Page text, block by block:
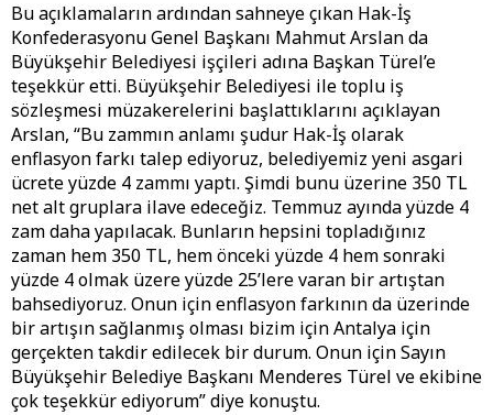
Bu açıklamaların ardından sahneye çıkan Hak-İş
Konfederasyonu Genel Başkanı Mahmut Arslan da
Büyükşehir Belediyesi işçileri adına Başkan Türel’e
teşekkür etti. Büyükşehir Belediyesi ile toplu iş
sözleşmesi müzakerelerini başlattıklarını açıklayan
Arslan, “Bu zammın anlamı şudur Hak-İş olarak
enflasyon farkı talep ediyoruz, belediyemiz yeni asgari
ücrete yüzde 4 zammı yaptı. Şimdi bunu üzerine 350 TL
net alt gruplara ilave edeceğiz. Temmuz ayında yüzde 4
zam daha yapılacak. Bunların hepsini topladığınız
zaman hem 350 TL, hem önceki yüzde 4 hem sonraki
yüzde 4 olmak üzere yüzde 25’lere varan bir artıştan
bahsediyoruz. Onun için enflasyon farkının da üzerinde
bir artışın sağlanmış olması bizim için Antalya için
gerçekten takdir edilecek bir durum. Onun için Sayın
Büyükşehir Belediye Başkanı Menderes Türel ve ekibine
çok teşekkür ediyorum” diye konuştu.